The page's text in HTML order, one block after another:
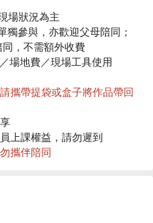
他材料所沒有的特性
，因此在創作與設計中能夠有
作材料，其色彩變化多元與
場狀況為主
獨參與，亦歡迎父母陪同；
，不需額外收費
場地費／現場工具使用
請攜帶提袋或盒子將作品帶回
上課權益，請勿遲到
攜伴陪同